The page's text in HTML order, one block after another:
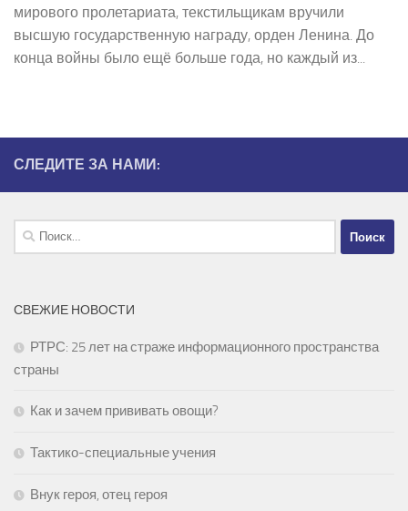
мирового пролетариата, текстильщикам вручили
высшую государственную награду, орден Ленина. До
конца войны было ещё больше года, но каждый из...
СЛЕДИТЕ ЗА НАМИ:
Найти:
СВЕЖИЕ НОВОСТИ
РТРС: 25 лет на страже информационного пространства
страны
Как и зачем прививать овощи?
Тактико-специальные учения
Внук героя, отец героя